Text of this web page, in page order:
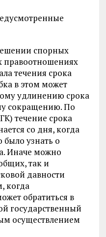
спорных
правоотношениях
течения срока
в этом может
удлинению срока
сокращению. По
течение срока
со дня, когда
узнать о
Иначе можно
так и
давности
когда
обратиться в
государственный
осуществлением